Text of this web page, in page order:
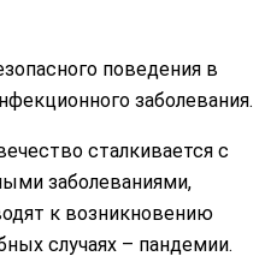
поведения в
заболевания.
сталкивается с
заболеваниями,
к возникновению
случаях – пандемии.